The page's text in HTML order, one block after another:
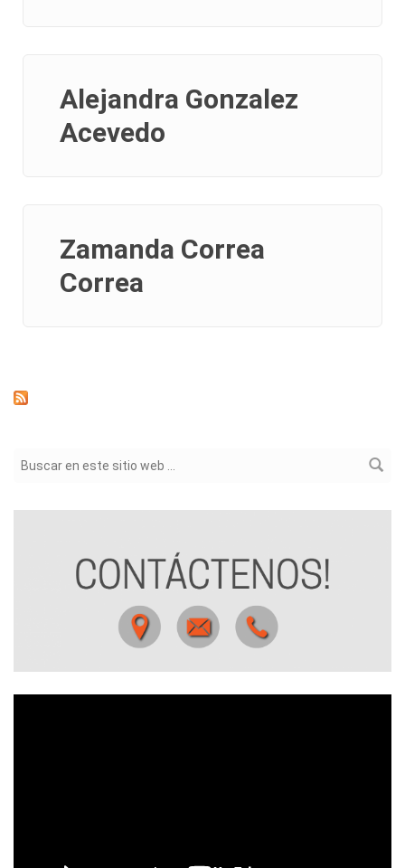
Alejandra Gonzalez
Acevedo
Zamanda Correa
Correa
Formulario de búsqueda